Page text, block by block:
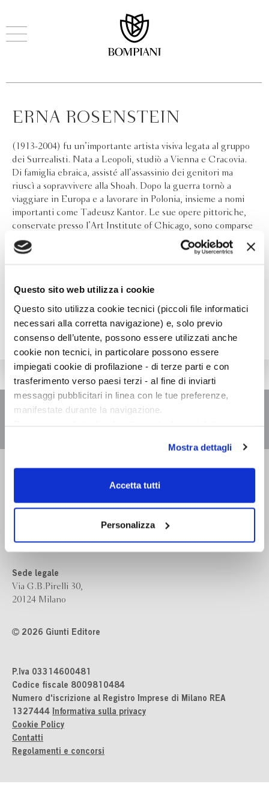
Questo sito web utilizza i cookie
Questo sito utilizza cookie tecnici (piccoli file informatici
necessari alla corretta navigazione) e, solo previo
consenso dell’utente, possono essere utilizzati anche
cookie non tecnici, in particolare possono essere
impiegati cookie di profilazione - di terze parti e con
trasferimento verso paesi terzi - al fine di inviarti
messaggi pubblicitari in linea con le tue preferenze,
manifestate durante la navigazione.
scelte privacy sui cookie, ti invitiamo a prendere visione
dell’informativa cookie.
Chiudendo il banner tramite la “X” prosegui la
dei soli cookie tecnici. Selezionando “Accetta tutti” presti
il tuo consenso alla profilazione che potrai revocare in
ogni momentoRevoca
Mostra dettagli
Accetta tutti
Personalizza
ERNA ROSENSTEIN
(1913-2004) fu un’importante artista visiva legata al gruppo
dei Surrealisti. Nata a Leopoli, studiò a Vienna e Cracovia.
Di famiglia ebraica, assisté all’assassinio dei genitori ma
riuscì a sopravvivere alla Shoah. Dopo la guerra tornò a
viaggiare in Europa e a lavorare in Polonia, insieme a nomi
importanti come Tadeusz Kantor. Le sue opere pittoriche,
conservate presso l’Art Institute of Chicago, sono comparse
in importanti mostre in tutto il mondo. Alla sua morte tra le
sue carte vennero rinvenute poesie e prose pervase del
Bompiani è un marchio
Sede legale
Via G.B.Pirelli 30,
20124 Milano
2026 Giunti Editore
P.Iva 03314600481
Codice fiscale 8009810484
Numero d'iscrizione al Registro Imprese di Milano REA
1327444 Informativa sulla privacy
Cookie Policy
Contatti
Regolamenti e concorsi